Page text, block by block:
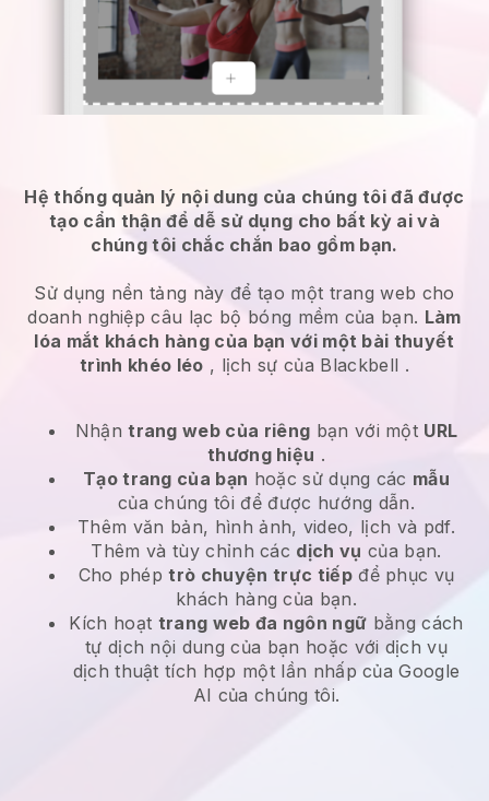
Hệ thống quản lý nội dung của chúng tôi đã được
tạo cẩn thận để dễ sử dụng cho bất kỳ ai và
chúng tôi chắc chắn bao gồm bạn.
Sử dụng nền tảng này để tạo một trang web cho
doanh nghiệp câu lạc bộ bóng mềm của bạn. Làm
lóa mắt khách hàng của bạn với một bài thuyết
trình khéo léo , lịch sự của Blackbell .
Nhậntrang web của riêng bạn với một URL
thương hiệu .
Tạo trang của bạn hoặc sử dụng các mẫu
của chúng tôi để được hướng dẫn.
Thêm văn bản, hình ảnh, video, lịch và pdf.
Thêm và tùy chỉnh các dịch vụ của bạn.
Cho phéptrò chuyện trực tiếpđể phục vụ
khách hàng của bạn.
Kích hoạt trang web đa ngôn ngữ bằng cách
tự dịch nội dung của bạn hoặc với dịch vụ
dịch thuật tích hợp một lần nhấp của Google
AI của chúng tôi.